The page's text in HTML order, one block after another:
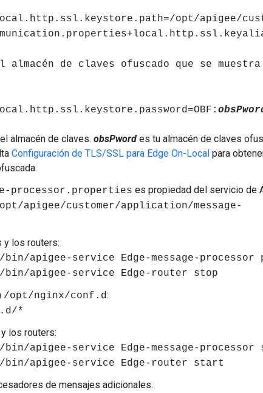
opt/apigee/
de claves ofuscado que se
almacén de claves. obsPword es tu almacén de claves
Configuración de TLS/SSL para Edge On-Local para
processor.properties es propiedad del servicio de
apigee/customer/application/message-
y los routers:
apigee-service Edge-message-processor
apigee-service Edge-router stop
/opt/nginx/conf.d:
*
los routers:
apigee-service Edge-message-processor
bin/apigee-service Edge-router start
de mensajes adicionales.